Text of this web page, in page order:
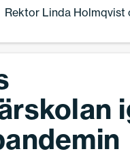
Rektor Linda Holmqvist